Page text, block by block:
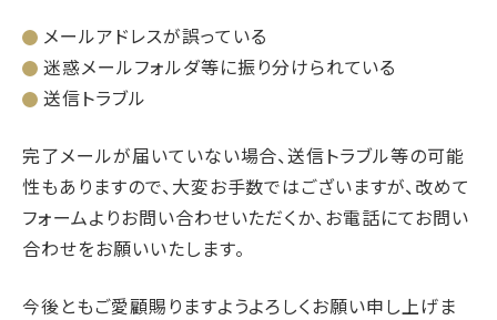
メールアドレスが誤っている
迷惑メールフォルダ等に振り分けられている
送信トラブル
完了メールが届いていない場合、送信トラブル等の可能
性もありますので、大変お手数ではございますが、改めて
フォームよりお問い合わせいただくか、お電話にてお問い
合わせをお願いいたします。
今後ともご愛顧賜りますようよろしくお願い申し上げま